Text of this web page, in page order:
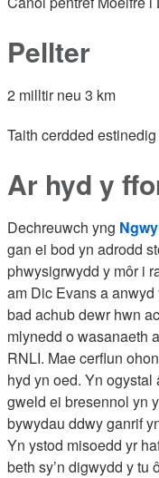
Pellter
2 milltir neu 3 km
Taith cerdded estinedig
Ar hyd y
Dechreuwch yng
gan ei bod yn adrodd
phwysigrwydd y môr i
am Dic Evans a
bad achub dewr hwn
mlynedd o wasanaeth
RNLI. Mae cerflun
hyd yn oed. Yn
gweld ei bresennol yn
bywydau ddwy ganrif
Yn ystod misoedd yr
beth sy’n digwydd y tu